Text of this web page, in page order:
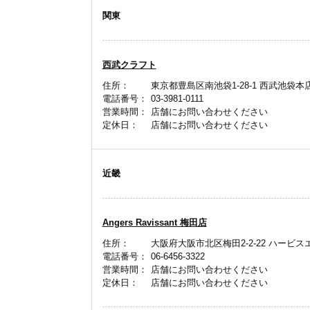
関東
西武クラフト
住所：
東京都豊島区南池袋1-28-1 西武池袋本
電話番号：
03-3981-0111
営業時間：
店舗にお問い合わせください
定休日：
店舗にお問い合わせください
近畿
Angers Ravissant 梅田店
住所：
大阪府大阪市北区梅田2-2-22 ハービス
電話番号：
06-6456-3322
営業時間：
店舗にお問い合わせください
定休日：
店舗にお問い合わせください